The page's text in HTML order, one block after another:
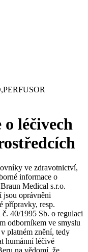
Vyhledejte náš trh
léčivech
ve zdravotnictví,
informace o
Medical s.r.o.
jsou oprávněni
přípravky, resp.
40/1995 Sb. o regulaci
odborníkem ve smyslu
platném znění, tedy
humánní léčivé
na vědomí, že